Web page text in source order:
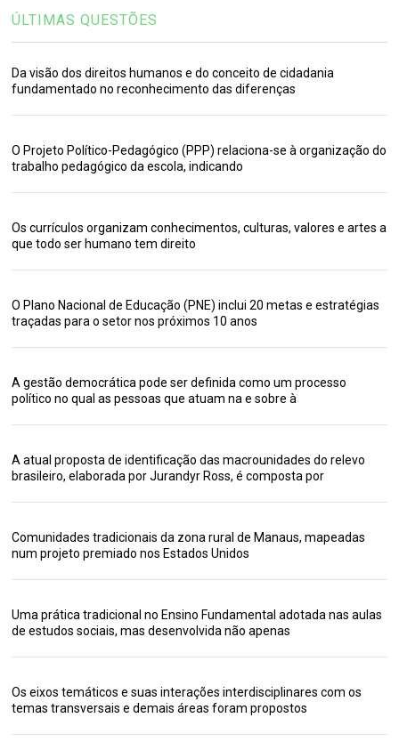
ÚLTIMAS QUESTÕES
Da visão dos direitos humanos e do conceito de cidadania
fundamentado no reconhecimento das diferenças
O Projeto Político-Pedagógico (PPP) relaciona-se à organização do
trabalho pedagógico da escola, indicando
Os currículos organizam conhecimentos, culturas, valores e artes a
que todo ser humano tem direito
O Plano Nacional de Educação (PNE) inclui 20 metas e estratégias
traçadas para o setor nos próximos 10 anos
A gestão democrática pode ser definida como um processo
político no qual as pessoas que atuam na e sobre à
A atual proposta de identificação das macrounidades do relevo
brasileiro, elaborada por Jurandyr Ross, é composta por
Comunidades tradicionais da zona rural de Manaus, mapeadas
num projeto premiado nos Estados Unidos
Uma prática tradicional no Ensino Fundamental adotada nas aulas
de estudos sociais, mas desenvolvida não apenas
Os eixos temáticos e suas interações interdisciplinares com os
temas transversais e demais áreas foram propostos